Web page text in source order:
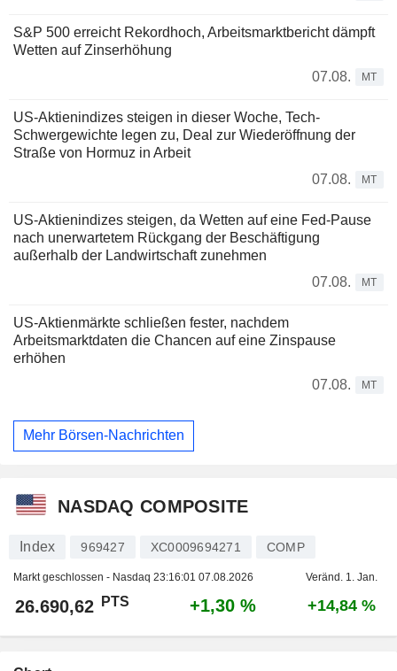
S&P 500 erreicht Rekordhoch, Arbeitsmarktbericht dämpft
Wetten auf Zinserhöhung
07.08.
MT
US-Aktienindizes steigen in dieser Woche, Tech-
Schwergewichte legen zu, Deal zur Wiederöffnung der
Straße von Hormuz in Arbeit
07.08.
MT
US-Aktienindizes steigen, da Wetten auf eine Fed-Pause
nach unerwartetem Rückgang der Beschäftigung
außerhalb der Landwirtschaft zunehmen
07.08.
MT
US-Aktienmärkte schließen fester, nachdem
Arbeitsmarktdaten die Chancen auf eine Zinspause
erhöhen
07.08.
MT
Mehr Börsen-Nachrichten
NASDAQ COMPOSITE
Index 969427 XC0009694271 COMP
Markt geschlossen - Nasdaq 23:16:01 07.08.2026 Veränd. 1. Jan.
26.690,62 PTS +1,30 % +14,84 %